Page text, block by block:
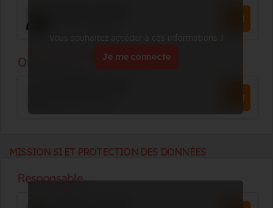
Vous souhaitez accéder à ces informations ?
Je me connecte
MISSION SI ET PROTECTION DES DONNÉES